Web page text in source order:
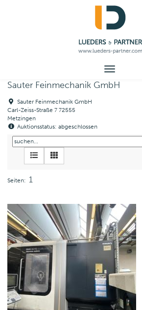
Toggle
Sauter Feinmechanik GmbH
Sauter Feinmechanik GmbH
Carl-Zeiss-Straße 7 72555
Metzingen
Auktionsstatus: abgeschlossen
Seiten: 1